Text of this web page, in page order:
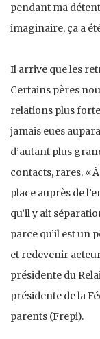
pendant ma
imaginaire, ça a
Il arrive que les
Certains pères
relations plus
jamais eues
d’autant plus
contacts, rares. «
place auprès de
qu’il y ait
parce qu’il est un
et redevenir
présidente du
présidente de la
parents (Frepi).